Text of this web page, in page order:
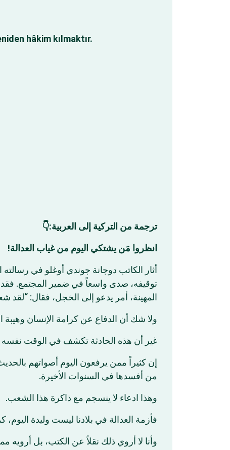
hâkim kılmaktır.
ترجمة من التركية إلى العربية:👇
انظروا مَن يشتكي اليوم من غياب العدالة!
أثار الكاتب دوجانة جوندي أوغلو في
توقيفه، صدى واسعاً في ضمير المجتمع. فقد
المهينة، أمر يدعو إلى الخجل، فقال:
ولا شك أن الدفاع عن كرامة الإنسان
غير أن هذه الحادثة تكشف في الوقت نفسه
إن كثيراً ممن يرفعون اليوم أصواتهم
من أفسدها في السنوات الأخيرة.
وهذا ادعاء لا ينسجم مع ذاكرة هذا الشعب.
فأزمة العدالة في بلادنا ليست وليدة
وأنا لا أروي ذلك نقلاً عن الكتب، بل أرويه